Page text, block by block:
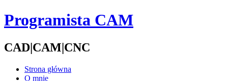
Skip
to
Programista CAM
CAD|CAM|CNC
Strona główna
O mnie